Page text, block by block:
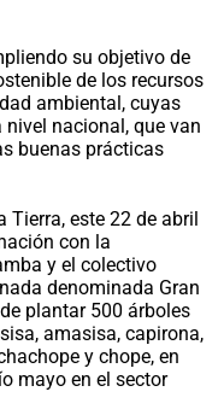
su objetivo de
de los recursos
ambiental, cuyas
nacional, que van
buenas prácticas
Tierra, este 22 de abril
con la
y el colectivo
denominada Gran
plantar 500 árboles
amasisa, capirona,
y chope, en
mayo en el sector